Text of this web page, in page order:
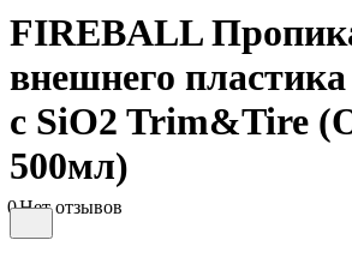
FIREBALL
внешнего
с SiO2 Trim&Tire
500мл)
0Нет отзывов